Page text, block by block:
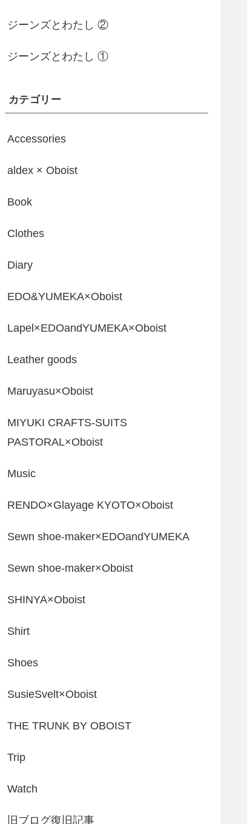
ジーンズとわたし ②
ジーンズとわたし ①
カテゴリー
Accessories
aldex × Oboist
Book
Clothes
Diary
EDO&YUMEKA×Oboist
Lapel×EDOandYUMEKA×Oboist
Leather goods
Maruyasu×Oboist
MIYUKI CRAFTS-SUITS
PASTORAL×Oboist
Music
RENDO×Glayage KYOTO×Oboist
Sewn shoe-maker×EDOandYUMEKA
Sewn shoe-maker×Oboist
SHINYA×Oboist
Shirt
Shoes
SusieSvelt×Oboist
THE TRUNK BY OBOIST
Trip
Watch
旧ブログ復旧記事